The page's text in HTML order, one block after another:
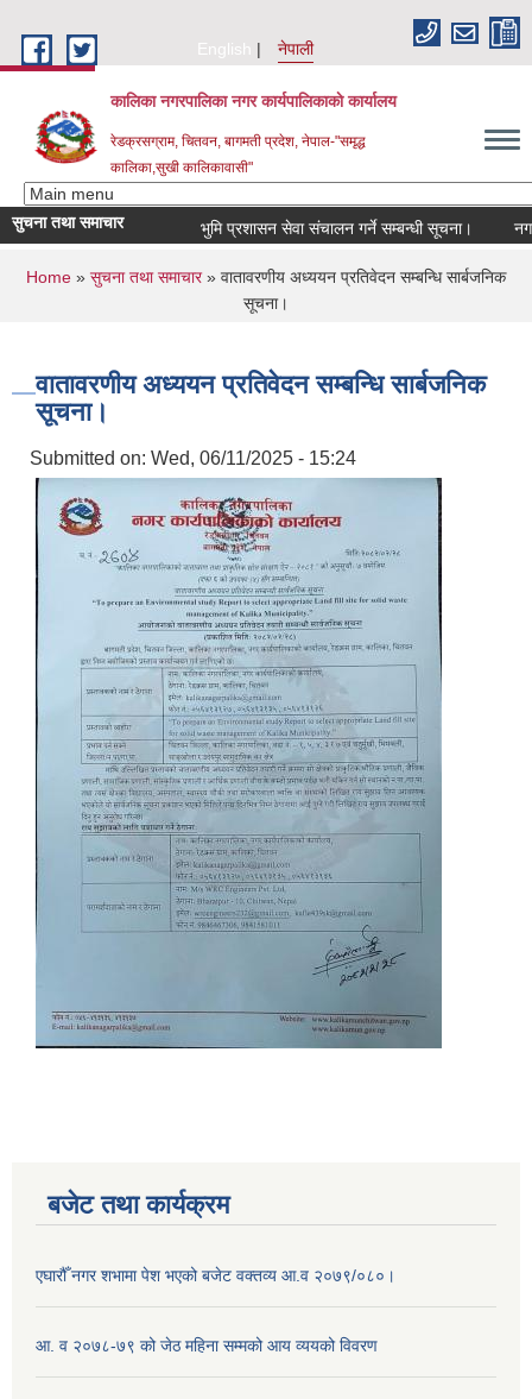
English
नेपाली
कालिका नगरपालिका नगर कार्यपालिकाकाे कार्यालय
रेडक्रसग्राम, चितवन, बागमती प्रदेश, नेपाल-"समृद्ध
कालिका,सुखी कालिकावासी"
सुचना तथा समाचार भुमि प्रशासन सेवा संचालन गर्ने सम्बन्धी सूचना। नगर
You are here
Home » सुचना तथा समाचार» वातावरणीय अध्ययन प्रतिवेदन सम्बन्धि सार्बजनिक
सूचना।
वातावरणीय अध्ययन प्रतिवेदन सम्बन्धि सार्बजनिक
सूचना।
Submitted on: Wed, 06/11/2025 - 15:24
बजेट तथा कार्यक्रम
एघारौँ नगर शभामा पेश भएको बजेट वक्तव्य आ.व २०७९/०८०।
आ. व २०७८-७९ को जेठ महिना सम्मको आय व्ययको विवरण